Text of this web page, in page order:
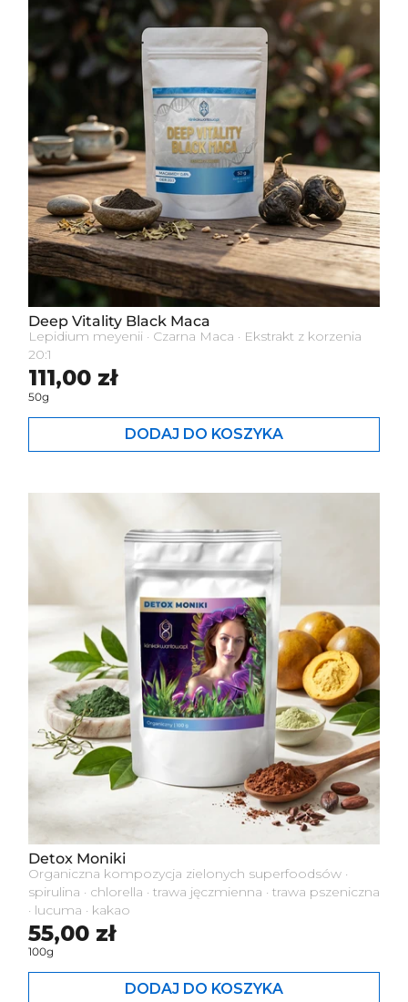
Cena standardowa
111,00 zł
50g
Deep Vitality Black Maca
Lepidium meyenii · Czarna Maca · Ekstrakt z korzenia
20:1
DODAJ DO KOSZYKA
Cena standardowa
55,00 zł
100g
Detox Moniki
Organiczna kompozycja zielonych superfoodsów ·
spirulina · chlorella · trawa jęczmienna · trawa pszeniczna
· lucuma · kakao
DODAJ DO KOSZYKA